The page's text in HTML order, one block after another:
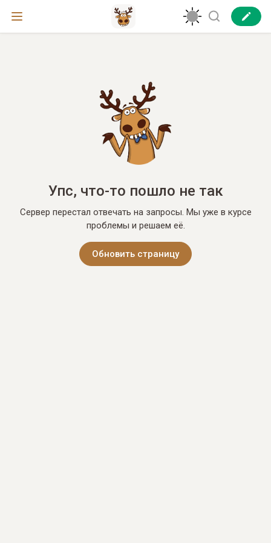
Упс, что-то пошло не так
Сервер перестал отвечать на запросы. Мы уже в курсе
проблемы и решаем её.
Обновить страницу